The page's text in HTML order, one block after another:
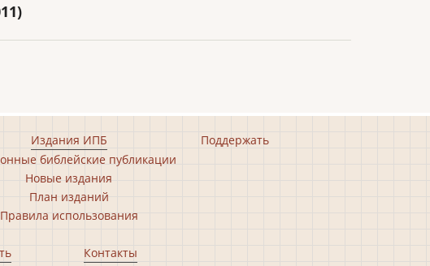
Издания ИПБ
библейские публикации
Новые издания
План изданий
Правила использования
Поддержать
Контакты